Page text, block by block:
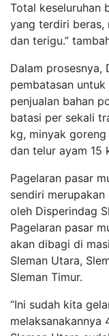
Total keseluruhan
yang terdiri beras,
dan terigu.”
Dalam prosesnya,
pembatasan
penjualan bahan
batasi per sekali
kg, minyak
dan telur ayam 15
Pagelaran pasar
sendiri
oleh Disperindag
Pagelaran pasar
akan dibagi di
Sleman Utara,
Sleman Timur.
“Ini sudah kita
melaksanakannya